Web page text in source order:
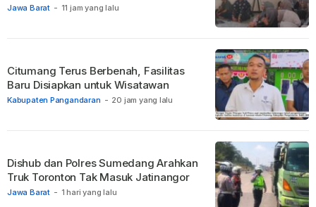
Jawa Barat - 11 jam yang lalu
Kabupaten Pangandaran - 20 jam yang lalu
Citumang Terus Berbenah, Fasilitas
Baru Disiapkan untuk Wisatawan
Jawa Barat - 1 hari yang lalu
Dishub dan Polres Sumedang Arahkan
Truk Toronton Tak Masuk Jatinangor